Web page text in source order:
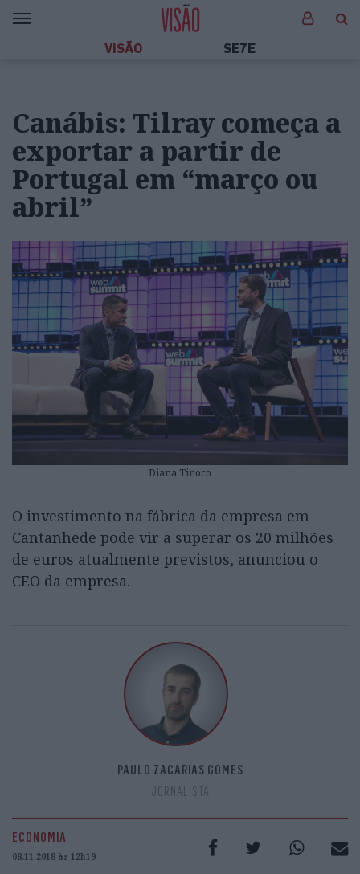
VISÃO SE7E
Canábis: Tilray começa a
exportar a partir de
Portugal em “março ou
abril”
Diana Tinoco
O investimento na fábrica da empresa em
Cantanhede pode vir a superar os 20 milhões
de euros atualmente previstos, anunciou o
CEO da empresa.
PAULO ZACARIAS GOMES
JORNALISTA
ECONOMIA
08.11.2018 às 12h19